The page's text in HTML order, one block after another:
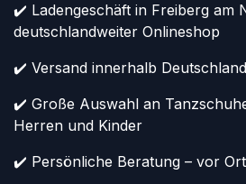
✔️ Ladengeschäft in Freiberg am
deutschlandweiter Onlineshop
✔️ Versand innerhalb
✔️ Große Auswahl an
Herren und Kinder
✔️ Persönliche Beratung – vor